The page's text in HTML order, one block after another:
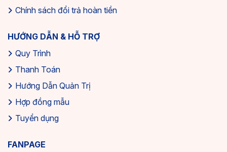
Chính sách đổi trả hoàn tiền
HƯỚNG DẪN & HỖ TRỢ
Quy Trình
Thanh Toán
Hướng Dẫn Quản Trị
Hợp đồng mẫu
Tuyển dụng
FANPAGE